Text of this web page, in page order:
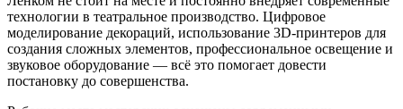
технологии в театральное производство. Цифровое
моделирование декораций, использование 3D-принтеров для
создания сложных элементов, профессиональное освещение и
звуковое оборудование — всё это помогает довести
постановку до совершенства.